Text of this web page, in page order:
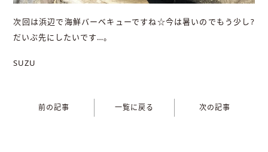
次回は浜辺で海鮮バーベキューですね☆今は暑いのでもう少し?
だいぶ先にしたいです…。
SUZU
前の記事 一覧に戻る 次の記事